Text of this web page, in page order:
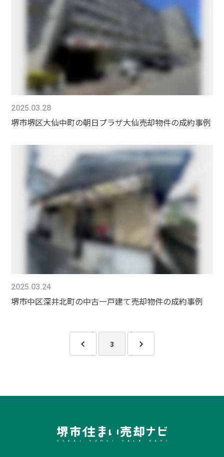
2025.03.28
堺市堺区大仙中町の朝日プラザ大仙売却物件の成約事例
2025.03.24
堺市中区深井北町の中古一戸建て売却物件の成約事例
3